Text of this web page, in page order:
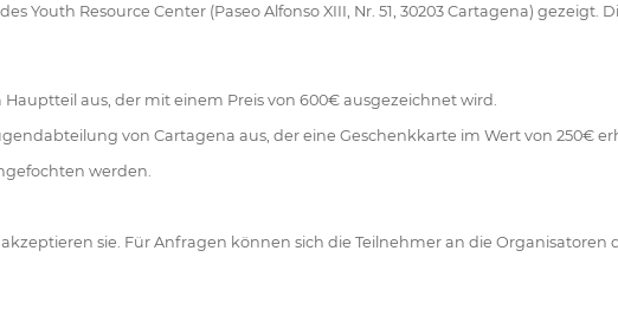
Resource Center (Paseo Alfonso XIII, Nr. 51, 30203 Cartagena) gezeigt.
aus, der mit einem Preis von 600€ ausgezeichnet wird.
von Cartagena aus, der eine Geschenkkarte im Wert von 250€
werden.
sie. Für Anfragen können sich die Teilnehmer an die Organisatoren